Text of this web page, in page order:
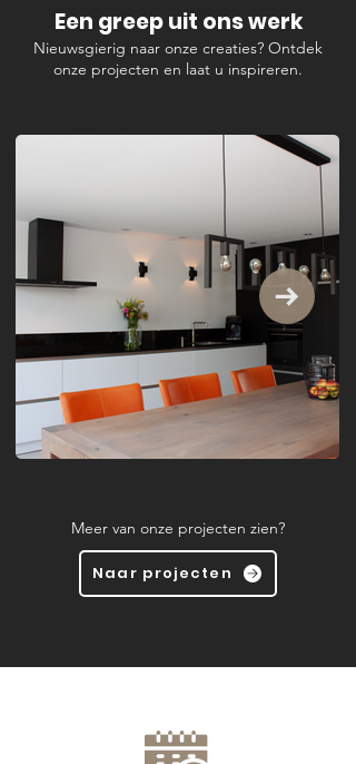
Een greep uit ons werk
Nieuwsgierig naar onze creaties? Ontdek
onze projecten en laat u inspireren.
Meer van onze projecten zien?
Naar projecten